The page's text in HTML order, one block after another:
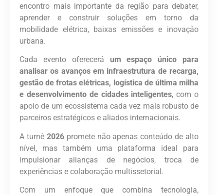
encontro mais importante da região para debater,
aprender e construir soluções em torno da
mobilidade elétrica, baixas emissões e inovação
urbana.
Cada evento oferecerá um espaço único para
analisar os avanços em infraestrutura de recarga,
gestão de frotas elétricas, logística de última milha
e desenvolvimento de cidades inteligentes, com o
apoio de um ecossistema cada vez mais robusto de
parceiros estratégicos e aliados internacionais.
A turnê 2026 promete não apenas conteúdo de alto
nível, mas também uma plataforma ideal para
impulsionar alianças de negócios, troca de
experiências e colaboração multissetorial.
Com um enfoque que combina tecnologia,